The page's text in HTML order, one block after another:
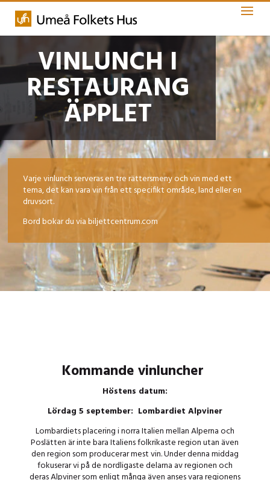
VINLUNCH I
RESTAURANG
ÄPPLET
Varje vinlunch serveras en tre rättersmeny och vin med ett
tema, det kan vara vin från ett specifikt område, land eller en
druvsort.
Bord bokar du via biljettcentrum.com
Kommande vinluncher
Höstens datum:
Lördag 5 september: Lombardiet Alpviner
Lombardiets placering i norra Italien mellan Alperna och
Poslätten är inte bara Italiens folkrikaste region utan även
den region som producerar mest vin. Under denna middag
fokuserar vi på de nordligaste delarna av regionen och